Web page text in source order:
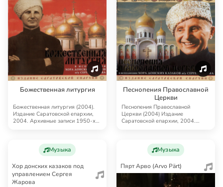
Божественная литургия
Божественная литургия (2004).
Издание Саратовской епархии,
2004. Архивные записи 1950-х
Песнопения Православной
Церкви
Песнопения Православной
Церкви (2004) Издание
Саратовской епархии, 2004.
Музыка
Хор донских казаков под
управлением Сергея
Жарова
Музыка
Пярт Арво (Arvo Pärt)